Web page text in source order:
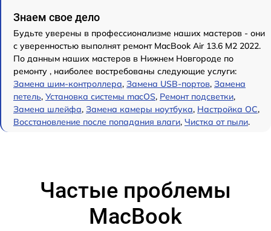
Знаем свое дело
Будьте уверены в профессионализме наших мастеров - они
с уверенностью выполнят ремонт MacBook Air 13.6 M2 2022.
По данным наших мастеров в Нижнем Новгороде по
ремонту , наиболее востребованы следующие услуги:
Замена шим-контроллера, Замена USB-портов, Замена
петель, Установка системы macOS, Ремонт подсветки,
Замена шлейфа, Замена камеры ноутбука, Настройка ОС,
Восстановление после попадания влаги, Чистка от пыли.
Частые проблемы
MacBook